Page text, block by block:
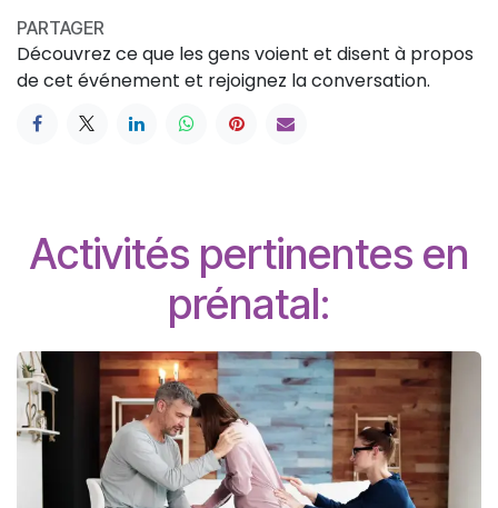
PARTAGER
Découvrez ce que les gens voient et disent à propos
de cet événement et rejoignez la conversation.
Activités pertinentes en
prénatal: